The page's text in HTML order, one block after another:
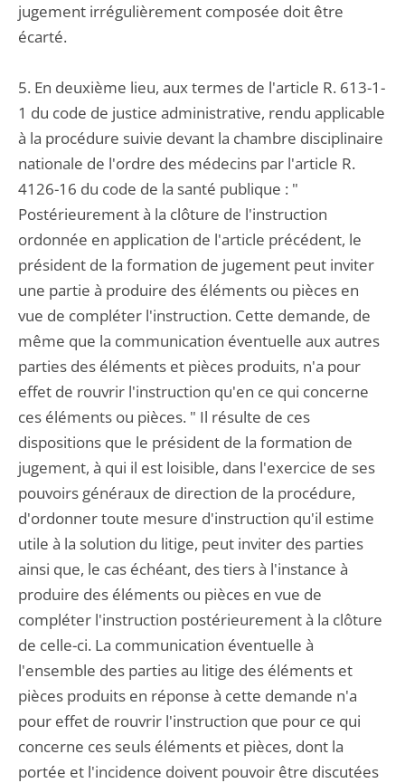
jugement irrégulièrement composée doit être
écarté.
5. En deuxième lieu, aux termes de l'article R. 613-1-
1 du code de justice administrative, rendu applicable
à la procédure suivie devant la chambre disciplinaire
nationale de l'ordre des médecins par l'article R.
4126-16 du code de la santé publique : "
Postérieurement à la clôture de l'instruction
ordonnée en application de l'article précédent, le
président de la formation de jugement peut inviter
une partie à produire des éléments ou pièces en
vue de compléter l'instruction. Cette demande, de
même que la communication éventuelle aux autres
parties des éléments et pièces produits, n'a pour
effet de rouvrir l'instruction qu'en ce qui concerne
ces éléments ou pièces. " Il résulte de ces
dispositions que le président de la formation de
jugement, à qui il est loisible, dans l'exercice de ses
pouvoirs généraux de direction de la procédure,
d'ordonner toute mesure d'instruction qu'il estime
utile à la solution du litige, peut inviter des parties
ainsi que, le cas échéant, des tiers à l'instance à
produire des éléments ou pièces en vue de
compléter l'instruction postérieurement à la clôture
de celle-ci. La communication éventuelle à
l'ensemble des parties au litige des éléments et
pièces produits en réponse à cette demande n'a
pour effet de rouvrir l'instruction que pour ce qui
concerne ces seuls éléments et pièces, dont la
portée et l'incidence doivent pouvoir être discutées